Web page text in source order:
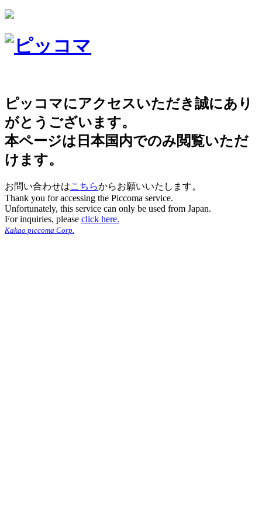
ピッコマにアクセスいただき誠にあり
がとうございます。
本ページは日本国内でのみ閲覧いただ
けます。
お問い合わせはこちらからお願いいたします。
Thank you for accessing the Piccoma service.
Unfortunately, this service can only be used from Japan.
For inquiries, please click here.
Kakao piccoma Corp.